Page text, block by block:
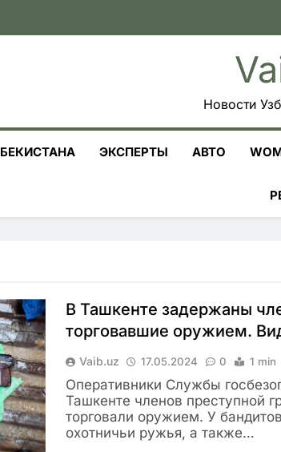
Новости
ЭКСПЕРТЫ АВТО
В Ташкенте задержаны
торговавшие оружием.
Vaib.uz 17.05.2024 0 1 min
Оперативники Службы
Ташкенте членов преступной
торговали оружием. У
охотничьи ружья, а также…